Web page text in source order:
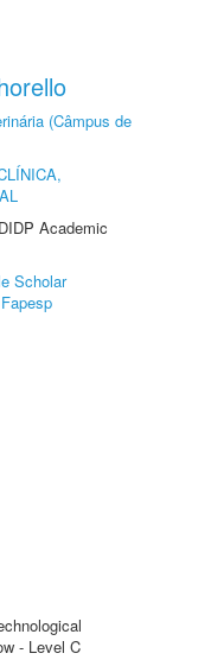
(Câmpus de
Academic
Scholar
Fapesp
- Level C